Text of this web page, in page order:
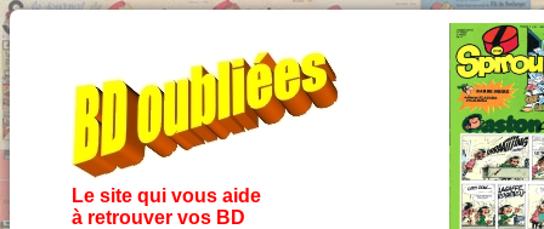
Le site qui vous aide
à retrouver vos BD